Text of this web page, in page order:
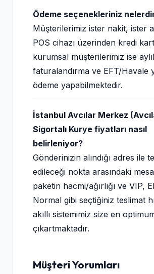
Ödeme seçenekleriniz
Müşterilerimiz ister nakit, ister
POS cihazı üzerinden kredi
kurumsal müşterilerimiz ise
faturalandırma ve EFT/Havale
ödeme yapabilmektedir.
İstanbul Avcılar Merkez
Sigortalı Kurye fiyatları nasıl
belirleniyor?
Gönderinizin alındığı adres ile
edileceği nokta arasındaki
paketin hacmi/ağırlığı ve VIP,
Normal gibi seçtiğiniz teslimat
akıllı sistemimiz size en
çıkartmaktadır.
Müşteri Yorumları